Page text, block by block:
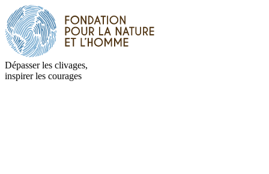
Dépasser les clivages,
inspirer les courages